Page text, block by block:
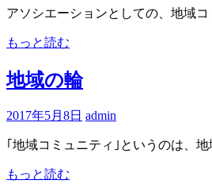
アソシエーションとしての、地域コ
もっと読む
地域の輪
2017年5月8日 admin
｢地域コミュニティ｣というのは、地
もっと読む